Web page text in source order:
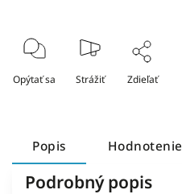
Opýtať sa Strážiť Zdieľať
Popis Hodnotenie
Podrobný popis